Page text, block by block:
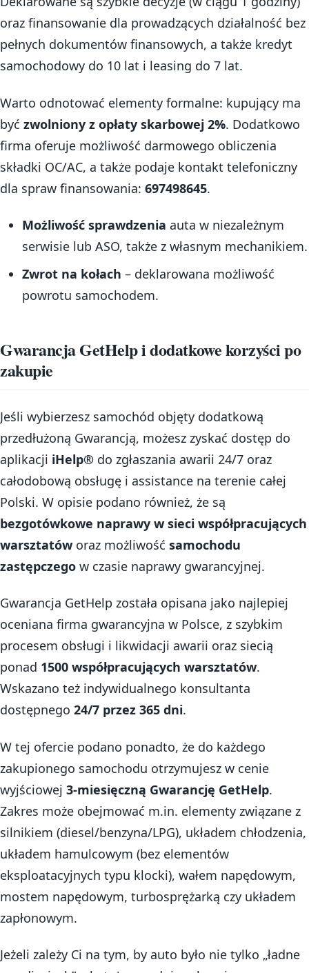
oraz finansowanie dla prowadzących działalność bez
pełnych dokumentów finansowych, a także kredyt
samochodowy do 10 lat i leasing do 7 lat.
Warto odnotować elementy formalne: kupujący ma
być zwolniony z opłaty skarbowej 2%. Dodatkowo
firma oferuje możliwość darmowego obliczenia
składki OC/AC, a także podaje kontakt telefoniczny
dla spraw finansowania: 697498645.
Możliwość sprawdzenia auta w niezależnym
serwisie lub ASO, także z własnym mechanikiem.
Zwrot na kołach – deklarowana możliwość
powrotu samochodem.
Gwarancja GetHelp i dodatkowe korzyści po
zakupie
Jeśli wybierzesz samochód objęty dodatkową
przedłużoną Gwarancją, możesz zyskać dostęp do
aplikacji iHelp® do zgłaszania awarii 24/7 oraz
całodobową obsługę i assistance na terenie całej
Polski. W opisie podano również, że są
bezgotówkowe naprawy w sieci współpracujących
warsztatów oraz możliwość samochodu
zastępczego w czasie naprawy gwarancyjnej.
Gwarancja GetHelp została opisana jako najlepiej
oceniana firma gwarancyjna w Polsce, z szybkim
procesem obsługi i likwidacji awarii oraz siecią
ponad 1500 współpracujących warsztatów.
Wskazano też indywidualnego konsultanta
dostępnego 24/7 przez 365 dni.
W tej ofercie podano ponadto, że do każdego
zakupionego samochodu otrzymujesz w cenie
wyjściowej 3-miesięczną Gwarancję GetHelp.
Zakres może obejmować m.in. elementy związane z
silnikiem (diesel/benzyna/LPG), układem chłodzenia,
układem hamulcowym (bez elementów
eksploatacyjnych typu klocki), wałem napędowym,
mostem napędowym, turbosprężarką czy układem
zapłonowym.
Jeżeli zależy Ci na tym, by auto było nie tylko „ładne